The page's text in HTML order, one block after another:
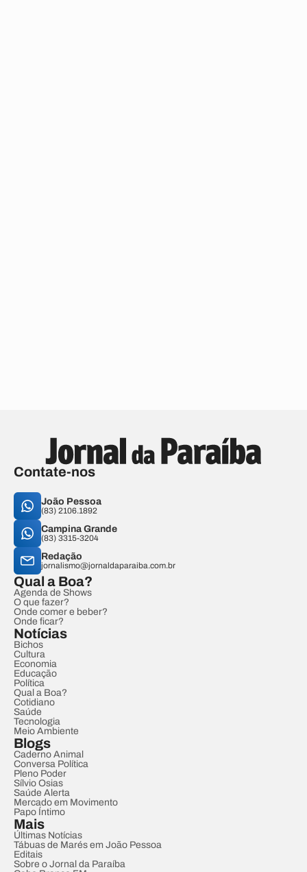
Contate-nos
João Pessoa
(83) 2106.1892
Campina Grande
(83) 3315-3204
Redação
jornalismo@jornaldaparaiba.com.br
Qual a Boa?
Agenda de Shows
O que fazer?
Onde comer e beber?
Onde ficar?
Notícias
Bichos
Cultura
Economia
Educação
Política
Qual a Boa?
Cotidiano
Saúde
Tecnologia
Meio Ambiente
Blogs
Caderno Animal
Conversa Política
Pleno Poder
Sílvio Osias
Saúde Alerta
Mercado em Movimento
Papo Íntimo
Mais
Últimas Notícias
Tábuas de Marés em João Pessoa
Editais
Sobre o Jornal da Paraíba